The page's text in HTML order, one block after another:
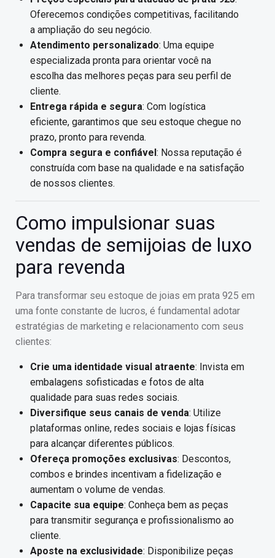
Oferecemos condições competitivas, facilitando
a ampliação do seu negócio.
Atendimento personalizado: Uma equipe
especializada pronta para orientar você na
escolha das melhores peças para seu perfil de
cliente.
Entrega rápida e segura: Com logística
eficiente, garantimos que seu estoque chegue no
prazo, pronto para revenda.
Compra segura e confiável : Nossa reputação é
construída com base na qualidade e na satisfação
de nossos clientes.
Como impulsionar suas
vendas de semijoias de luxo
para revenda
Para transformar seu estoque de joias em prata 925 em
uma fonte constante de lucros, é fundamental adotar
estratégias de marketing e relacionamento com seus
clientes:
Crie uma identidade visual atraente: Invista em
embalagens sofisticadas e fotos de alta
qualidade para suas redes sociais.
Diversifique seus canais de venda: Utilize
plataformas online, redes sociais e lojas físicas
para alcançar diferentes públicos.
Ofereça promoções exclusivas: Descontos,
combos e brindes incentivam a fidelização e
aumentam o volume de vendas.
Capacite sua equipe: Conheça bem as peças
para transmitir segurança e profissionalismo ao
cliente.
Aposte na exclusividade: Disponibilize peças